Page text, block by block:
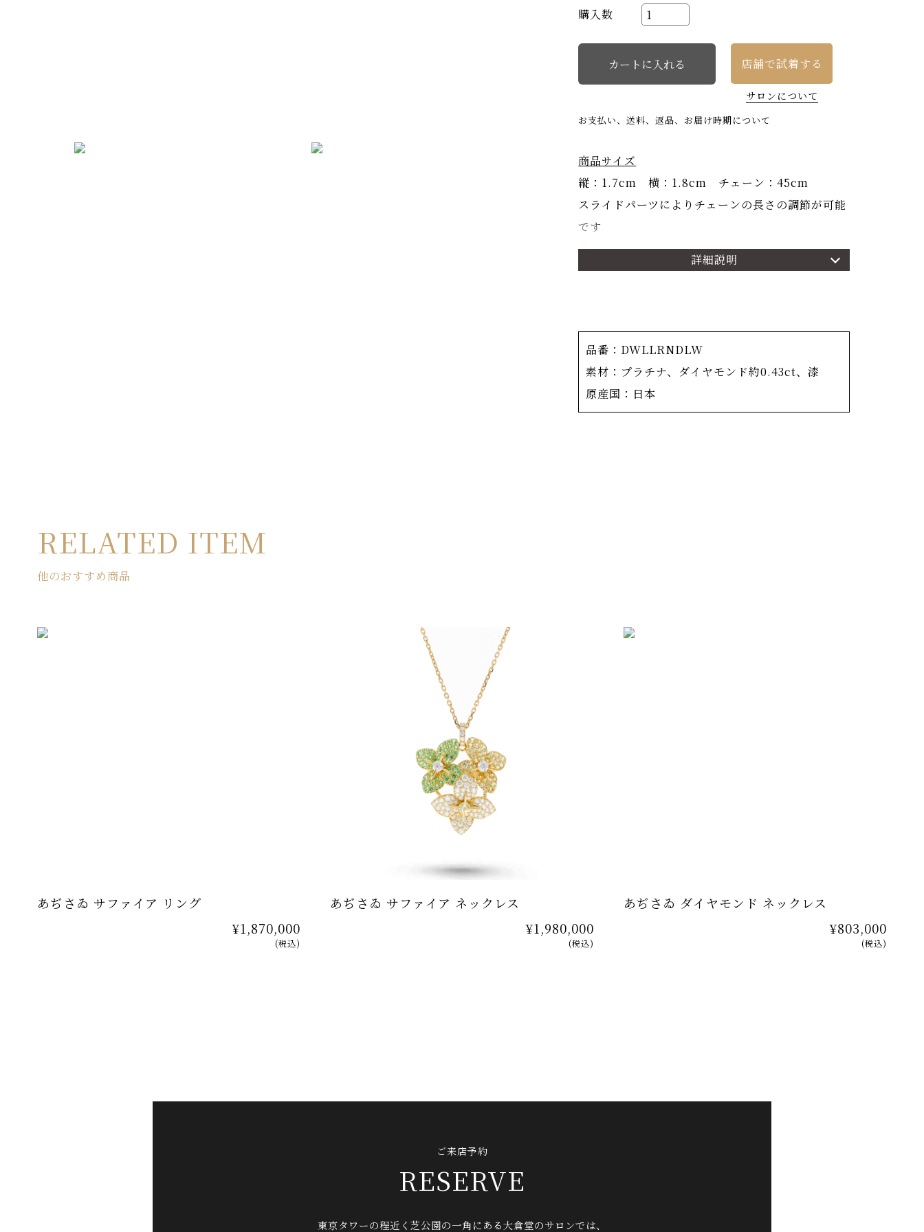
購入数
店舗で試着する
サロンについて
お支払い、送料、返品、お届け時期について
詳細説明
商品サイズ
縦：1.7cm 横：1.8cm チェーン：45cm
スライドパーツによりチェーンの長さの調節が可能
です
日本人になじみの深い紫陽花がモチーフ。
厳選されたダイヤモンドが整然と並ぶ、小ぶりなが
らも贅沢なネックレス。
センターストーンの爪には本朱の漆が施されアクセ
品番：DWLLRNDLW
素材：プラチナ、ダイヤモンド約0.43ct、漆
原産国：日本
RELATED ITEM
他のおすすめ商品
あぢさゐ サファイア リング
¥1,870,000
(税込)
あぢさゐ サファイア ネックレス
¥1,980,000
(税込)
あぢさゐ ダイヤモンド ネックレス
¥803,000
(税込)
ご来店予約
RESERVE
東京タワーの程近く芝公園の一角にある大倉堂のサロンでは、